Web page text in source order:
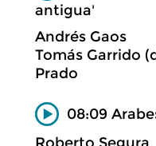
antigua'
Andrés Gaos
Tomás Garrido
Prado
08:09